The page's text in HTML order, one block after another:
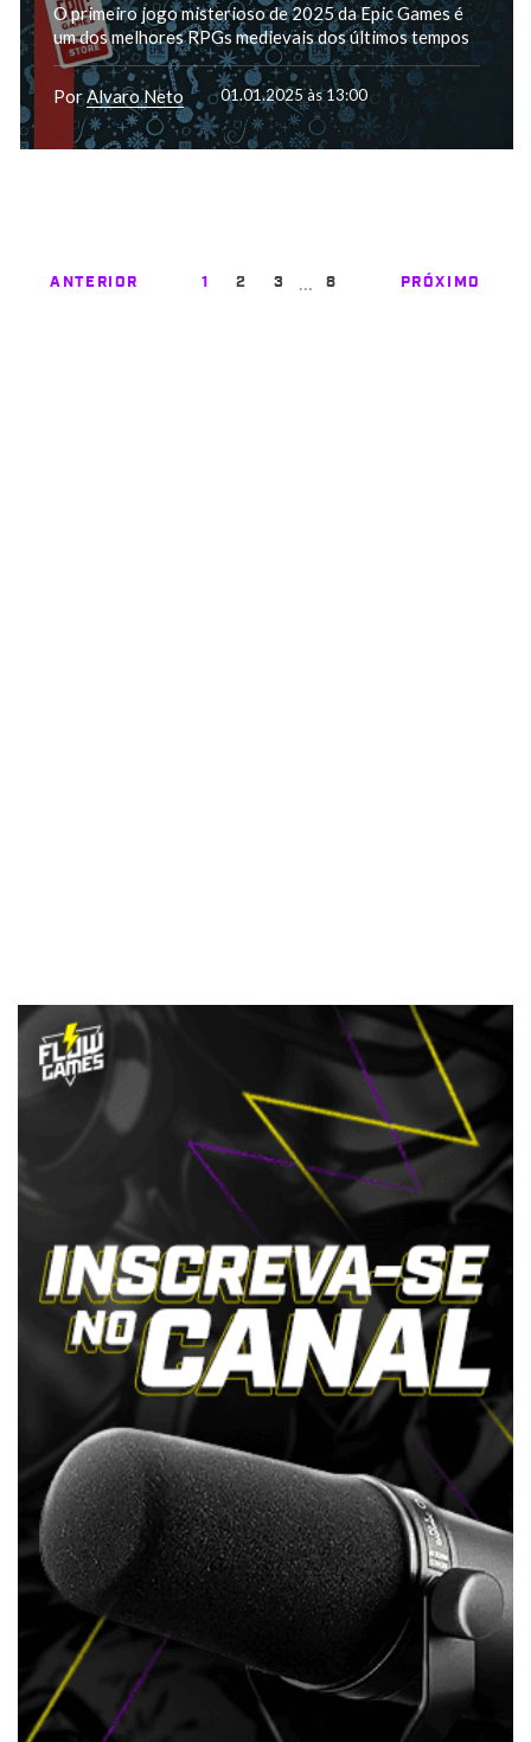
O primeiro jogo misterioso de 2025 da Epic Games é
um dos melhores RPGs medievais dos últimos tempos
PorAlvaro Neto 01.01.2025 às 13:00
ANTERIOR 1 2 3 … 8 PRÓXIMO